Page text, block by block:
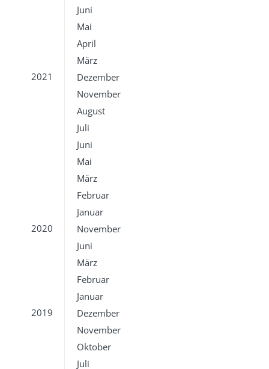
Juni
Mai
April
März
2021
Dezember
November
August
Juli
Juni
Mai
März
Februar
Januar
2020
November
Juni
März
Februar
Januar
2019
Dezember
November
Oktober
Juli